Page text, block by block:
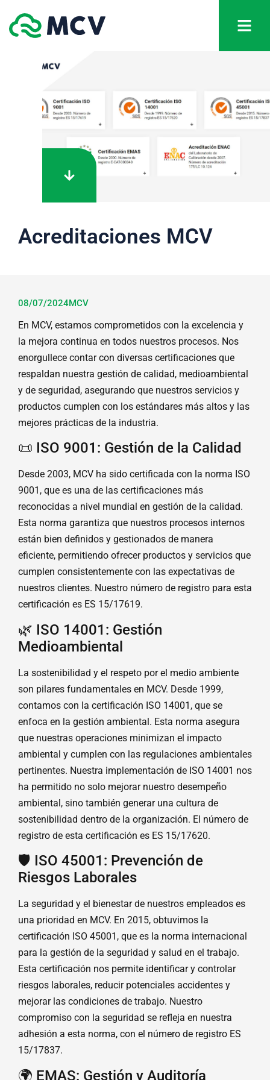
Acreditaciones MCV
08/07/2024MCV
En MCV, estamos comprometidos con la excelencia y
la mejora continua en todos nuestros procesos. Nos
enorgullece contar con diversas certificaciones que
respaldan nuestra gestión de calidad, medioambiental
y de seguridad, asegurando que nuestros servicios y
productos cumplen con los estándares más altos y las
mejores prácticas de la industria.
📜 ISO 9001: Gestión de la Calidad
Desde 2003, MCV ha sido certificada con la norma ISO
9001, que es una de las certificaciones más
reconocidas a nivel mundial en gestión de la calidad.
Esta norma garantiza que nuestros procesos internos
están bien definidos y gestionados de manera
eficiente, permitiendo ofrecer productos y servicios que
cumplen consistentemente con las expectativas de
nuestros clientes. Nuestro número de registro para esta
certificación es ES 15/17619.
🌿 ISO 14001: Gestión
Medioambiental
La sostenibilidad y el respeto por el medio ambiente
son pilares fundamentales en MCV. Desde 1999,
contamos con la certificación ISO 14001, que se
enfoca en la gestión ambiental. Esta norma asegura
que nuestras operaciones minimizan el impacto
ambiental y cumplen con las regulaciones ambientales
pertinentes. Nuestra implementación de ISO 14001 nos
ha permitido no solo mejorar nuestro desempeño
ambiental, sino también generar una cultura de
sostenibilidad dentro de la organización. El número de
registro de esta certificación es ES 15/17620.
🛡️ ISO 45001: Prevención de
Riesgos Laborales
La seguridad y el bienestar de nuestros empleados es
una prioridad en MCV. En 2015, obtuvimos la
certificación ISO 45001, que es la norma internacional
para la gestión de la seguridad y salud en el trabajo.
Esta certificación nos permite identificar y controlar
riesgos laborales, reducir potenciales accidentes y
mejorar las condiciones de trabajo. Nuestro
compromiso con la seguridad se refleja en nuestra
adhesión a esta norma, con el número de registro ES
15/17837.
🌍 EMAS: Gestión y Auditoría